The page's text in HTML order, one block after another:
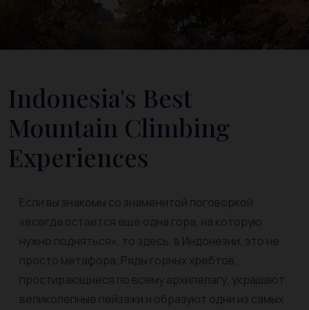
Indonesia's Best
Mountain Climbing
Experiences
Если вы знакомы со знаменитой поговоркой
«всегда остается еще одна гора, на которую
нужно подняться», то здесь, в Индонезии, это не
просто метафора. Ряды горных хребтов,
простирающиеся по всему архипелагу, украшают
великолепные пейзажи и образуют одни из самых